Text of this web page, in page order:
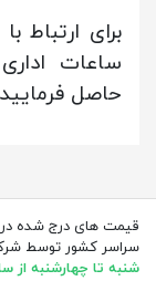
برای ارتباط
ساعات
حاصل
قیمت های درج شده در
سراسر کشور توسط
شنبه تا چهارشنبه از ساعت 9